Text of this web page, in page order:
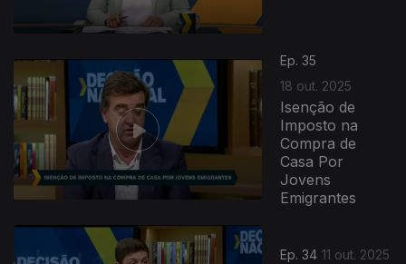
Ep. 35
18 out. 2025
Isenção de
Imposto na
Compra de
Casa Por
Jovens
Emigrantes
Ep. 34 11 out. 2025